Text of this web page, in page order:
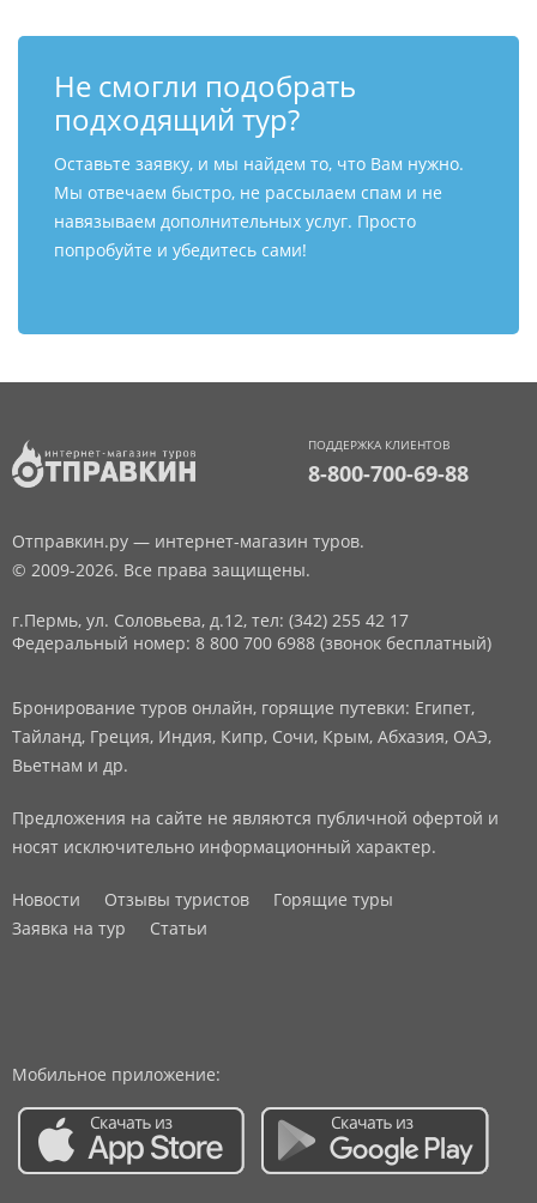
Не смогли подобрать
подходящий тур?
Оставьте заявку, и мы найдем то, что Вам нужно.
Мы отвечаем быстро, не рассылаем спам и не
навязываем дополнительных услуг. Просто
попробуйте и убедитесь сами!
ПОДДЕРЖКА КЛИЕНТОВ
8-800-700-69-88
Отправкин.ру — интернет-магазин туров.
© 2009-2026. Все права защищены.
г.Пермь, ул. Соловьева, д.12, тел: (342) 255 42 17
Федеральный номер: 8 800 700 6988 (звонок бесплатный)
Бронирование туров онлайн, горящие путевки: Египет,
Тайланд, Греция, Индия, Кипр, Сочи, Крым, Абхазия, ОАЭ,
Вьетнам и др.
Предложения на сайте не являются публичной офертой и
носят исключительно информационный характер.
Новости Отзывы туристов
Горящие туры
Заявка на тур
Статьи
Мобильное приложение: